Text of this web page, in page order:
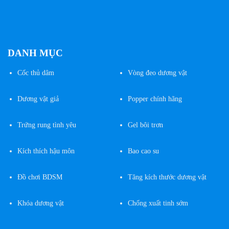
DANH MỤC
Cốcthủ dâm Vòng đeo dương vật
Dương vật giả Popper chính hãng
Trứng rung tình yêu Gel bôi trơn
Kích thích hậu môn Bao cao su
Đồ chơi BDSM Tăng kích thước dương vật
Khóa dương vật Chống xuất tinh sớm